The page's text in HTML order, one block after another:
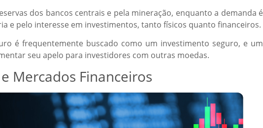
dos bancos centrais e pela mineração, enquanto a demanda é
e pelo interesse em investimentos, tanto físicos quanto financeiros.
é frequentemente buscado como um investimento seguro, e um
seu apelo para investidores com outras moedas.
Mercados Financeiros